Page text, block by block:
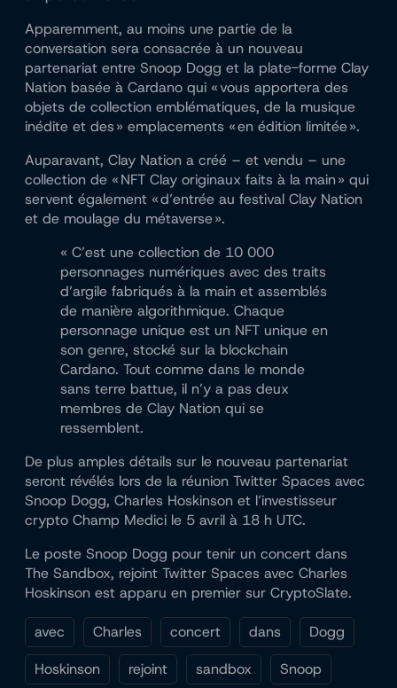
Apparemment, au moins une partie de la
conversation sera consacrée à un nouveau
partenariat entre Snoop Dogg et la plate-forme Clay
Nation basée à Cardano qui « vous apportera des
objets de collection emblématiques, de la musique
inédite et des » emplacements « en édition limitée ».
Auparavant, Clay Nation a créé – et vendu – une
collection de « NFT Clay originaux faits à la main » qui
servent également « d’entrée au festival Clay Nation
et de moulage du métaverse ».
« C’est une collection de 10 000
personnages numériques avec des traits
d’argile fabriqués à la main et assemblés
de manière algorithmique. Chaque
personnage unique est un NFT unique en
son genre, stocké sur la blockchain
Cardano. Tout comme dans le monde
sans terre battue, il n’y a pas deux
membres de Clay Nation qui se
ressemblent.
De plus amples détails sur le nouveau partenariat
seront révélés lors de la réunion Twitter Spaces avec
Snoop Dogg, Charles Hoskinson et l’investisseur
crypto Champ Medici le 5 avril à 18 h UTC.
Le poste Snoop Dogg pour tenir un concert dans
The Sandbox, rejoint Twitter Spaces avec Charles
Hoskinson est apparu en premier sur CryptoSlate.
avec Charles concert dans
Dogg
Hoskinson
rejoint sandbox Snoop